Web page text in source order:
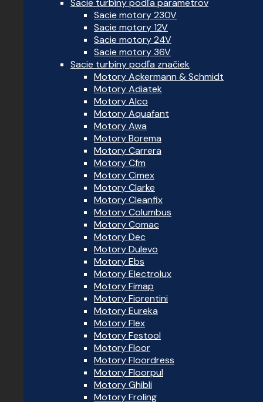
Sacie turbíny podľa parametrov
Sacie motory 230V
Sacie motory 12V
Sacie motory 24V
Sacie motory 36V
Sacie turbíny podľa značiek
Motory Ackermann & Schmidt
Motory Adiatek
Motory Alco
Motory Aquafant
Motory Awa
Motory Borema
Motory Carrera
Motory Cfm
Motory Cimex
Motory Clarke
Motory Cleanfix
Motory Columbus
Motory Comac
Motory Dec
Motory Dulevo
Motory Ebs
Motory Electrolux
Motory Fimap
Motory Fiorentini
Motory Eureka
Motory Flex
Motory Festool
Motory Floor
Motory Floordress
Motory Floorpul
Motory Ghibli
Motory Froling